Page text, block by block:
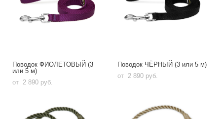
Поводок ФИОЛЕТОВЫЙ (3
или 5 м)
от 2 890 pуб.
Поводок ЧЁРНЫЙ (3 или 5 м)
от 2 890 pуб.